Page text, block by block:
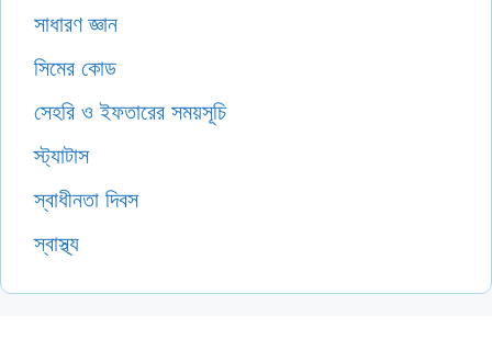
সাধারণ জ্ঞান
সিমের কোড
সেহরি ও ইফতারের সময়সূচি
স্ট্যাটাস
স্বাধীনতা দিবস
স্বাস্থ্য